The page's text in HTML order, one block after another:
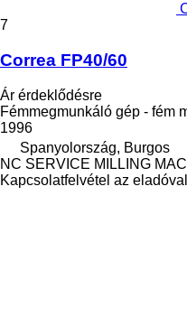
7
Correa FP40/60
Ár érdeklődésre
Fémmegmunkáló gép - fém
1996
Spanyolország, Burgos
NC SERVICE MILLING
Kapcsolatfelvétel az eladóval